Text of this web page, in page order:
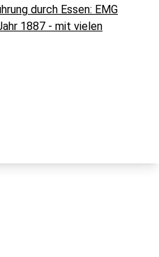
durch Essen: EMG
1887 - mit vielen